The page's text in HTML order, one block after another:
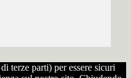
terze parti) per essere sicuri